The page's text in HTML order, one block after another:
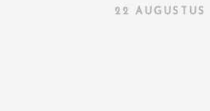
22 AUGUSTUS